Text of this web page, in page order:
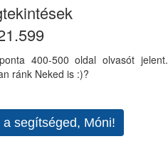
400-500 oldal olvasót jelent.
ránk Neked is :)?
a segítséged, Móni!